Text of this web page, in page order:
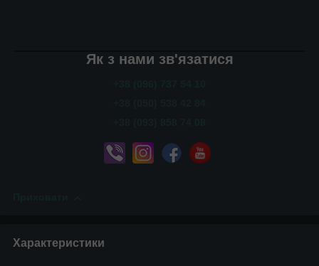
Як з нами зв'язатися
Характеристики